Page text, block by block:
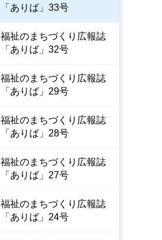
「ありば」33号
福祉のまちづくり広報誌
「ありば」32号
福祉のまちづくり広報誌
「ありば」29号
福祉のまちづくり広報誌
「ありば」28号
福祉のまちづくり広報誌
「ありば」27号
福祉のまちづくり広報誌
「ありば」24号